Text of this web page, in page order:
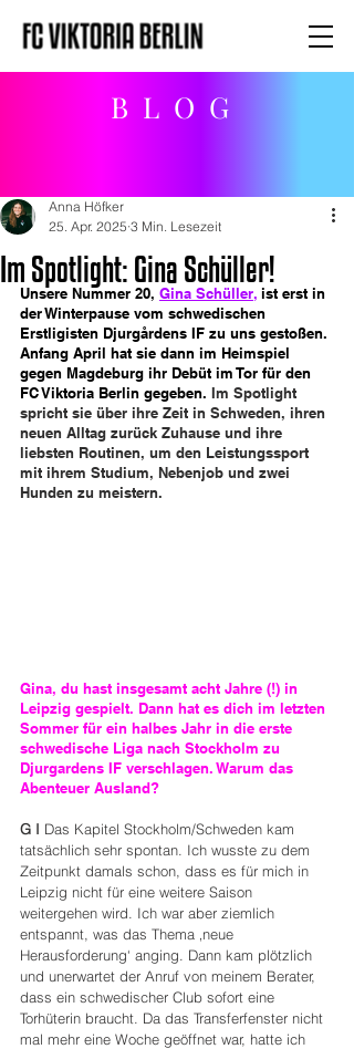
BLOG
Im Spotlight: Gina Schüller!
Anna Höfker
25. Apr. 2025 3 Min. Lesezeit
Unsere Nummer 20, Gina Schüller, ist erst in
der Winterpause vom schwedischen
Erstligisten Djurgårdens IF zu uns gestoßen.
Anfang April hat sie dann im Heimspiel
gegen Magdeburg ihr Debüt im Tor für den
FC Viktoria Berlin gegeben. Im Spotlight
spricht sie über ihre Zeit in Schweden, ihren
neuen Alltag zurück Zuhause und ihre
liebsten Routinen, um den Leistungssport
mit ihrem Studium, Nebenjob und zwei
Hunden zu meistern.
Gina, du hast insgesamt acht Jahre (!) in
Leipzig gespielt. Dann hat es dich im letzten
Sommer für ein halbes Jahr in die erste
schwedische Liga nach Stockholm zu
Djurgardens IF verschlagen. Warum das
Abenteuer Ausland?
G I Das Kapitel Stockholm/Schweden kam
tatsächlich sehr spontan. Ich wusste zu dem
Zeitpunkt damals schon, dass es für mich in
Leipzig nicht für eine weitere Saison
weitergehen wird. Ich war aber ziemlich
entspannt, was das Thema ‚neue
Herausforderung‘ anging. Dann kam plötzlich
und unerwartet der Anruf von meinem Berater,
dass ein schwedischer Club sofort eine
Torhüterin braucht. Da das Transferfenster nicht
mal mehr eine Woche geöffnet war, hatte ich